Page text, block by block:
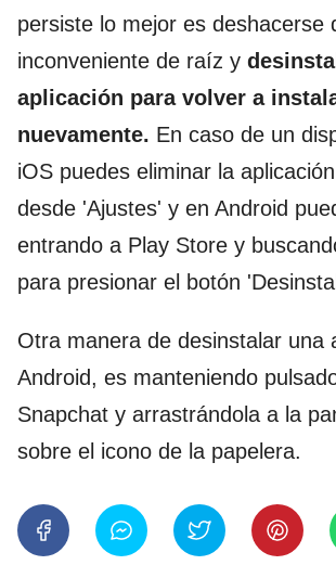
persiste lo mejor es deshacerse
inconveniente de raíz y
aplicación para volver a
nuevamente. En caso de un
iOS puedes eliminar la
desde 'Ajustes' y en Android
entrando a Play Store y
para presionar el botón
Otra manera de desinstalar una
Android, es manteniendo
Snapchat y arrastrándola a la
sobre el icono de la papelera.